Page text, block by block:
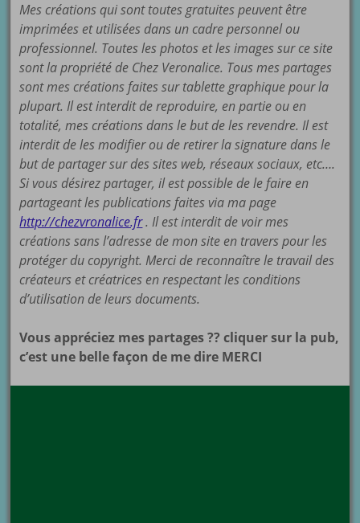
Mes créations qui sont toutes gratuites peuvent être
imprimées et utilisées dans un cadre personnel ou
professionnel. Toutes les photos et les images sur ce site
sont la propriété de Chez Veronalice. Tous mes partages
sont mes créations faites sur tablette graphique pour la
plupart. Il est interdit de reproduire, en partie ou en
totalité, mes créations dans le but de les revendre. Il est
interdit de les modifier ou de retirer la signature dans le
but de partager sur des sites web, réseaux sociaux, etc….
Si vous désirez partager, il est possible de le faire en
partageant les publications faites via ma page
http://chezvronalice.fr. Il est interdit de voir mes
créations sans l’adresse de mon site en travers pour les
protéger du copyright. Merci de reconnaître le travail des
créateurs et créatrices en respectant les conditions
d’utilisation de leurs documents.
Vous appréciez mes partages ?? cliquer sur la pub,
c’est une belle façon de me dire MERCI